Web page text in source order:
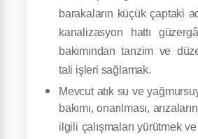
barakaların küçük çaptaki
kanalizasyon hattı
bakımından tanzim ve
tali işleri sağlamak.
Mevcut atık su ve
bakımı, onarılması,
ilgili çalışmaları yürütmek